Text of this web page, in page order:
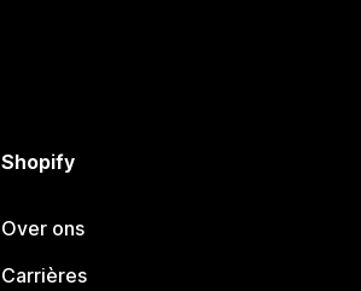
Shopify
Over ons
Carrières